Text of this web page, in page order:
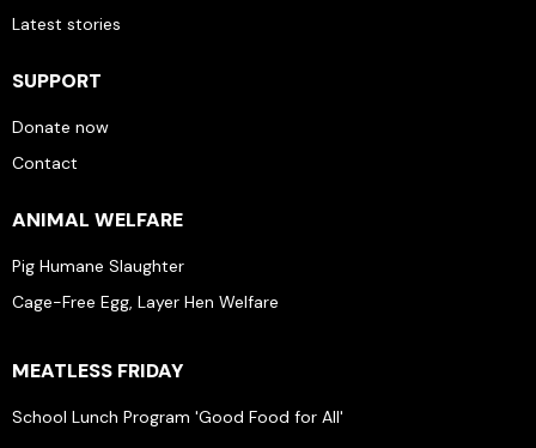
Latest stories
SUPPORT
Donate now
Contact
ANIMAL WELFARE
Pig Humane Slaughter
Cage-Free Egg, Layer Hen Welfare
MEATLESS FRIDAY
School Lunch Program 'Good Food for All'